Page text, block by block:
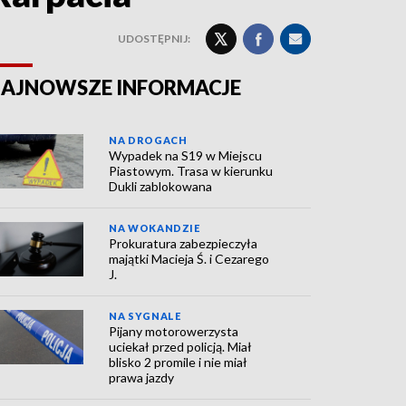
UDOSTĘPNIJ:
INFORMACJE
NA DROGACH
Wypadek na S19 w Miejscu
Piastowym. Trasa w kierunku
Dukli zablokowana
NA WOKANDZIE
Prokuratura zabezpieczyła
majątki Macieja Ś. i Cezarego
J.
NA SYGNALE
Pijany motorowerzysta
uciekał przed policją. Miał
blisko 2 promile i nie miał
prawa jazdy